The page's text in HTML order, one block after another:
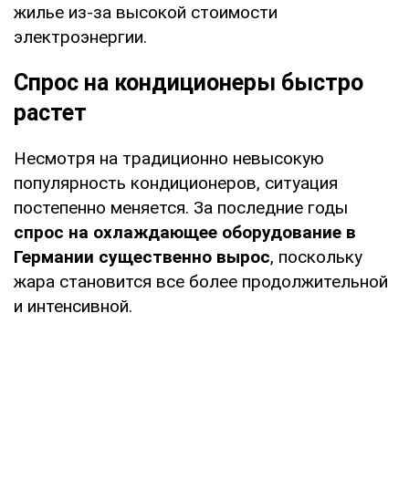
жилье из-за высокой стоимости
электроэнергии.
Спрос на кондиционеры быстро
растет
Несмотря на традиционно невысокую
популярность кондиционеров, ситуация
постепенно меняется. За последние годы
спрос на охлаждающее оборудование в
Германии существенно вырос, поскольку
жара становится все более продолжительной
и интенсивной.